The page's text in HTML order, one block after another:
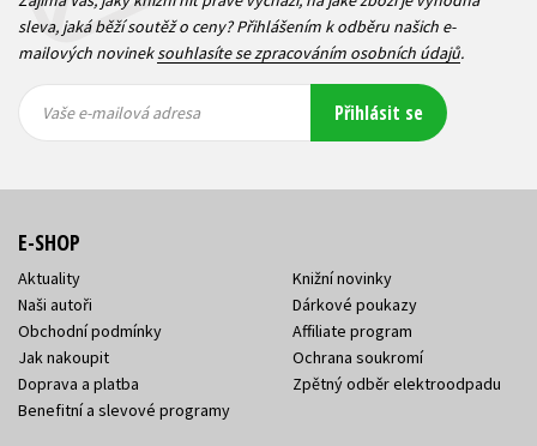
sleva, jaká běží soutěž o ceny? Přihlášením k odběru našich e-
mailových novineksouhlasíte se zpracováním osobních údajů.
mailová
mailová
Vaše e-mailová adresa Přihlásit se
E-SHOP
Aktuality
Naši autoři
Obchodní podmínky
Jak nakoupit
Doprava a platba
Benefitní a slevové programy
Knižní novinky
Dárkové poukazy
Affiliate program
Ochrana soukromí
Zpětný odběr elektroodpadu